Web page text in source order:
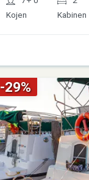
Kojen
Kabinen
-29%